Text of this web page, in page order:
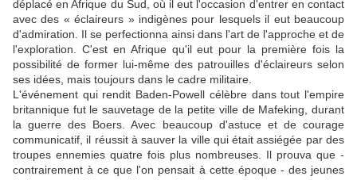
déplacé en Afrique du Sud, où il eut l'occasion d'entrer en contact
avec des « éclaireurs » indigènes pour lesquels il eut beaucoup
d'admiration. Il se perfectionna ainsi dans l'art de l'approche et de
l'exploration. C'est en Afrique qu'il eut pour la première fois la
possibilité de former lui-même des patrouilles d'éclaireurs selon
ses idées, mais toujours dans le cadre militaire.
L'événement qui rendit Baden-Powell célèbre dans tout l'empire
britannique fut le sauvetage de la petite ville de Mafeking, durant
la guerre des Boers. Avec beaucoup d'astuce et de courage
communicatif, il réussit à sauver la ville qui était assiégée par des
troupes ennemies quatre fois plus nombreuses. Il prouva que -
contrairement à ce que l'on pensait à cette époque - des jeunes